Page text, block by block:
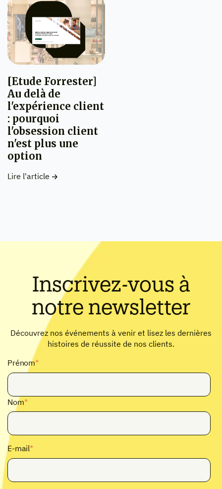
[Etude Forrester]
Au delà de
l'expérience client
: pourquoi
l'obsession client
n'est plus une
option
Lire l'article
Inscrivez-vous à
notre newsletter
Découvrez nos événements à venir et lisez les dernières
histoires de réussite de nos clients.
Prénom*
Nom*
E-mail*